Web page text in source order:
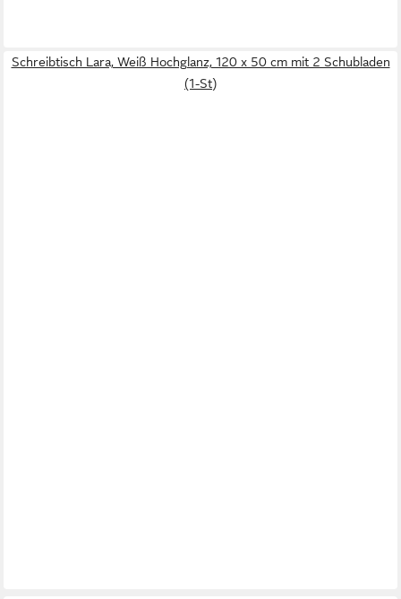
Schreibtisch Lara, Weiß Hochglanz, 120 x 50 cm mit 2 Schubladen
(1-St)